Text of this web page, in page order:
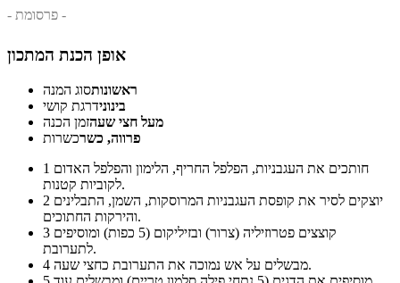
- פרסומת -
אופן הכנת המתכון
ראשונותסוג המנה
בינונידרגת קושי
מעל חצי שעהזמן הכנה
פרווה, כשרכשרות
1
לקוביות קטנות.
2
והירקות החתוכים.
3
לתערובת.
4
מבשלים על אש נמוכה את התערובת כחצי שעה.